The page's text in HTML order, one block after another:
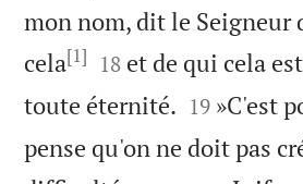
mon nom, dit le
cela[1] 

18 et de qui cela
toute éternité. 

19 »C'est
pense qu'on ne doit pas